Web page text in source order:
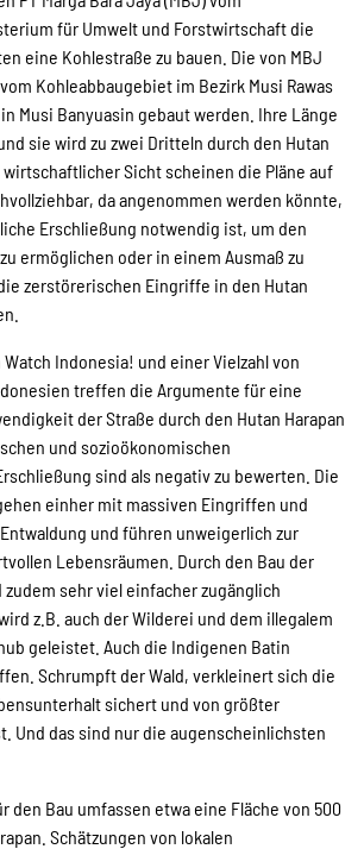
für Umwelt und Forstwirtschaft die
eine Kohlestraße zu bauen. Die von MBJ
Kohleabbaugebiet im Bezirk Musi Rawas
Musi Banyuasin gebaut werden. Ihre Länge
sie wird zu zwei Dritteln durch den Hutan
wirtschaftlicher Sicht scheinen die Pläne auf
da angenommen werden könnte,
Erschließung notwendig ist, um den
ermöglichen oder in einem Ausmaß zu
zerstörerischen Eingriffe in den Hutan
Indonesia! und einer Vielzahl von
treffen die Argumente für eine
der Straße durch den Hutan Harapan
und sozioökonomischen
sind als negativ zu bewerten. Die
einher mit massiven Eingriffen und
und führen unweigerlich zur
Lebensräumen. Durch den Bau der
zudem sehr viel einfacher zugänglich
z.B. auch der Wilderei und dem illegalem
geleistet. Auch die Indigenen Batin
Schrumpft der Wald, verkleinert sich die
sichert und von größter
Und das sind nur die augenscheinlichsten
den Bau umfassen etwa eine Fläche von 500
Schätzungen von lokalen